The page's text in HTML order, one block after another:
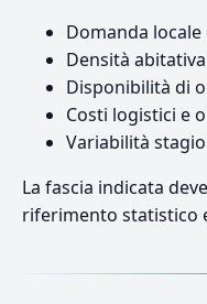
Domanda locale
Densità
Disponibilità di
Costi logistici e
Variabilità
La fascia indicata
riferimento statistico